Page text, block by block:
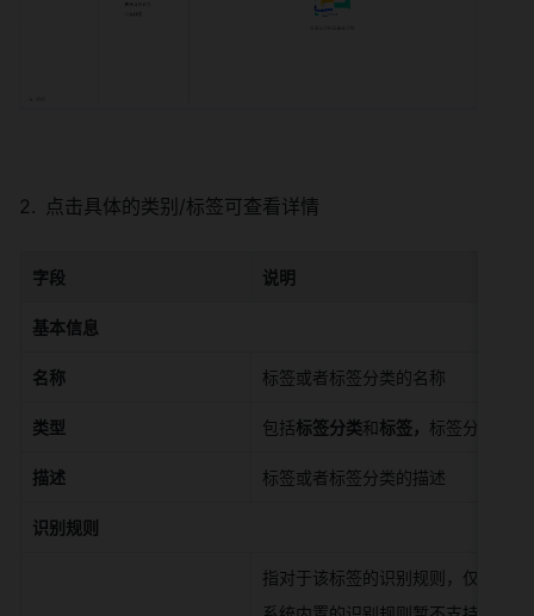
点击具体的类别/标签可查看详情
字段 说明
基本信息
名称 标签或者标签分类的名称
类型 包括标签分类和标签， 标签分类是
描述 标签或者标签分类的描述
识别规则
指对于该标签的识别规则，仅标签